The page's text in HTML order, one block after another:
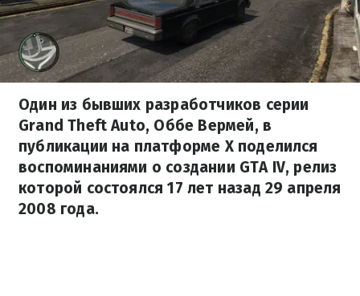
Один из бывших разработчиков серии
Grand Theft Auto, Оббе Вермей, в
публикации на платформе X поделился
воспоминаниями о создании GTA IV, релиз
которой состоялся 17 лет назад 29 апреля
2008 года.